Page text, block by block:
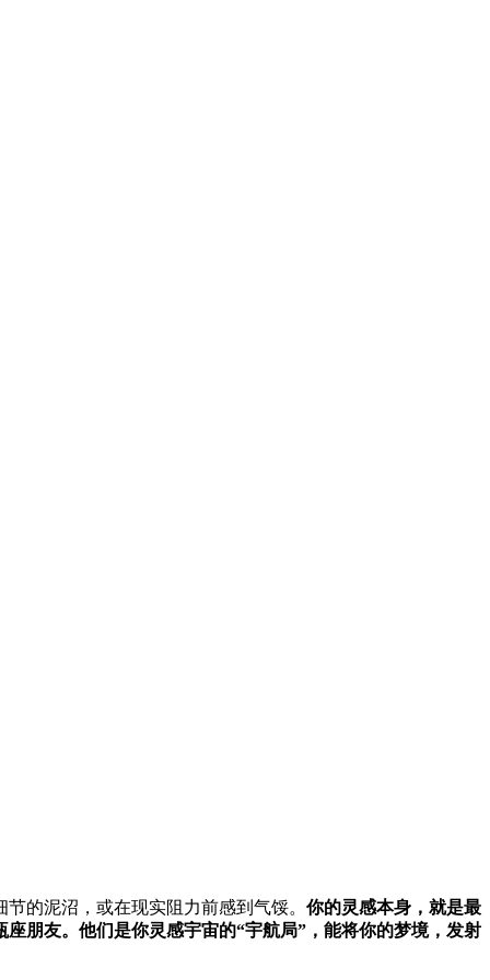
的泥沼，或在现实阻力前感到气馁。 你的灵感本身，就是最
朋友。他们是你灵感宇宙的“宇航局”，能将你的梦境，发射